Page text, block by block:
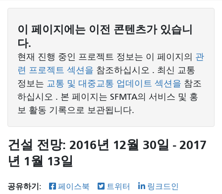
이 페이지에는 이전 콘텐츠가 있습니
다.
현재 진행 중인 프로젝트 정보는 이 페이지의 관
련 프로젝트 섹션을 참조하십시오 . 최신 교통
정보는 교통 및 대중교통 업데이트 섹션을 참조
하십시오 . 본 페이지는 SFMTA의 서비스 및 홍
보 활동 기록으로 보관됩니다.
건설 전망: 2016년 12월 30일 - 2017
년 1월 13일
공유하기: 페이스북 트위터 링크드인